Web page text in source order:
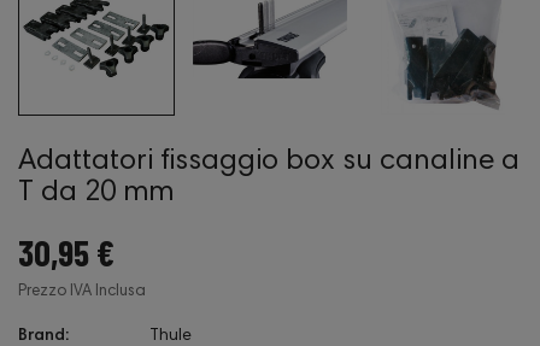
Adattatori fissaggio box su canaline a
T da 20 mm
30,95 €
Prezzo IVA Inclusa
Brand:
Thule